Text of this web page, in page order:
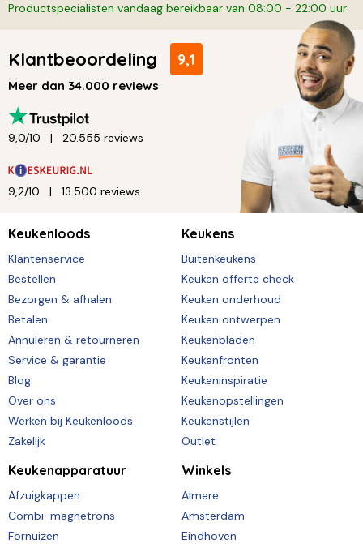
Productspecialisten vandaag bereikbaar van 08:00 - 22:00 uur
Klantbeoordeling 9,1
Meer dan 34.000 reviews
9,0/10 20.555 reviews
9,2/10 13.500 reviews
Keukenloods
Klantenservice
Bestellen
Bezorgen & afhalen
Betalen
Annuleren & retourneren
Service & garantie
Blog
Over ons
Werken bij Keukenloods
Zakelijk
Keukens
Buitenkeukens
Keuken offerte check
Keuken onderhoud
Keuken ontwerpen
Keukenbladen
Keukenfronten
Keukeninspiratie
Keukenopstellingen
Keukenstijlen
Outlet
Keukenapparatuur
Afzuigkappen
Combi-magnetrons
Fornuizen
Winkels
Almere
Amsterdam
Eindhoven